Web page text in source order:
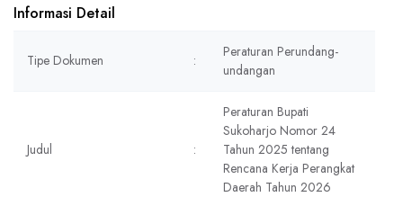
Informasi Detail
Tipe Dokumen :
Peraturan Perundang-
undangan
Judul :
Peraturan Bupati
Sukoharjo Nomor 24
Tahun 2025 tentang
Rencana Kerja Perangkat
Daerah Tahun 2026